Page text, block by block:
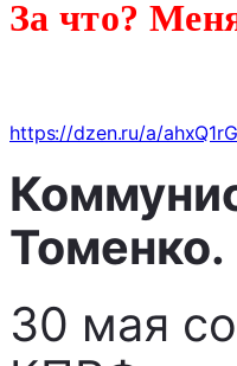
За что?
https://dzen.ru/a/
Томенко.
30 мая